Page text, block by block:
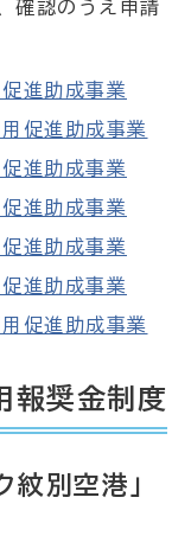
確認のうえ申請
進助成事業
促進助成事業
進助成事業
進助成事業
進助成事業
進助成事業
促進助成事業
報奨金制度
紋別空港」